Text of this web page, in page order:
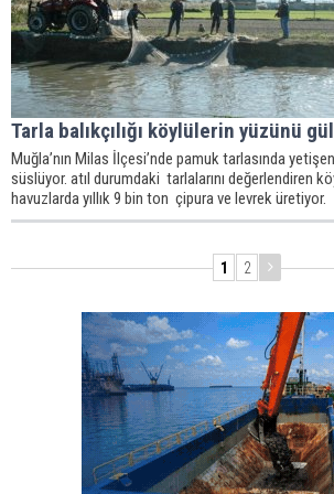
Tarla balıkçılığı köylülerin yüzünü
Muğla’nın Milas İlçesi’nde pamuk tarlasında
süslüyor. atıl durumdaki tarlalarını değerlendiren
havuzlarda yıllık 9 bin ton çipura ve levrek üretiyor.
1 2